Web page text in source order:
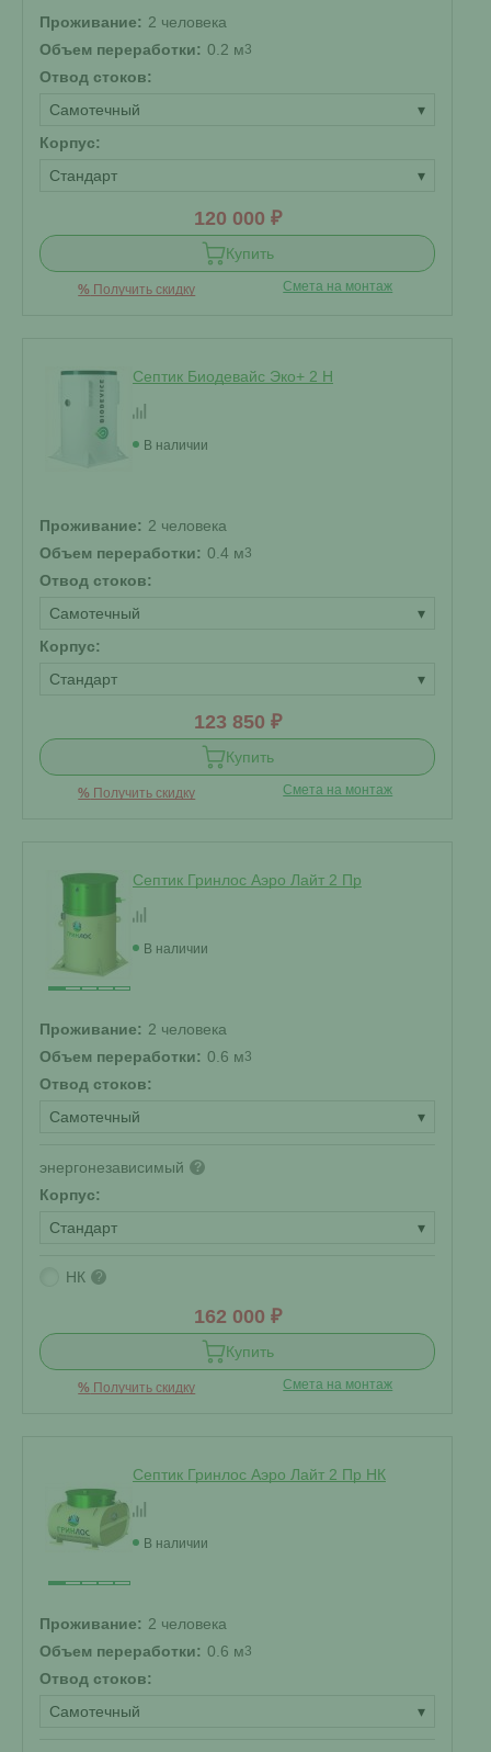
Проживание: 2 человека
Объем переработки: 0.2 м3
Отвод стоков:
Самотечный
▾
Корпус:
Стандарт
▾
120 000 ₽
Купить
% Получить скидку Смета на монтаж
Септик Биодевайс Эко+ 2 H
В наличии
Проживание: 2 человека
Объем переработки: 0.4 м3
Отвод стоков:
Самотечный
▾
Корпус:
Стандарт
▾
123 850 ₽
Купить
% Получить скидку Смета на монтаж
Септик Гринлос Аэро Лайт 2 Пр
В наличии
Проживание: 2 человека
Объем переработки: 0.6 м3
Отвод стоков:
Самотечный
▾
энергонезависимый ?
Корпус:
Стандарт
▾
НК ?
162 000 ₽
Купить
% Получить скидку Смета на монтаж
Септик Гринлос Аэро Лайт 2 Пр НК
В наличии
Проживание: 2 человека
Объем переработки: 0.6 м3
Отвод стоков:
Самотечный
▾